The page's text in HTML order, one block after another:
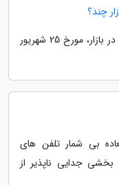
چند؟
خبرنگاران : قیمت گوشی های موبایل موجود در بازار، مورخ 25 شهریور
بی شمار تلفن های
جدایی ناپذیر از